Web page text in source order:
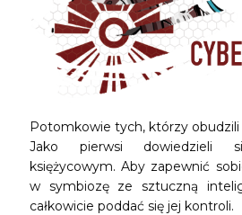
Potomkowie tych, którzy obudzili
Jako pierwsi dowiedzieli
księżycowym. Aby zapewnić
w symbiozę ze sztuczną
całkowicie poddać się jej kontroli.